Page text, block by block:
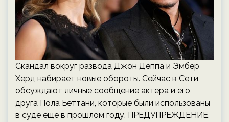
Скандал вокруг развода Джон Деппа и Эмбер
Херд набирает новые обороты. Сейчас в Сети
обсуждают личные сообщение актера и его
друга Пола Беттани, которые были использованы
в суде еще в прошлом году. ПРЕДУПРЕЖДЕНИЕ,